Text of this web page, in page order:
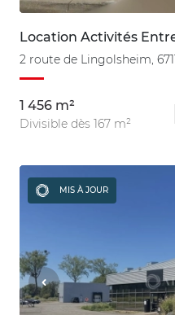
Location Activités
2 route de Lingolsheim,
1 456 m²
Divisible dès 167 m²
MIS À JOUR